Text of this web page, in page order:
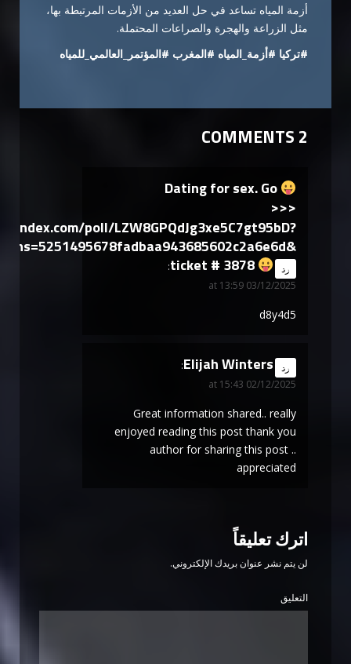
أزمة المياه تساعد في حل العديد من الأزمات المرتبطة بها،
مثل الزراعة والهجرة والصراعات المحتملة.
#تركيا #أزمة_المياه #المغرب #المؤتمر_العالمي_للمياه
2 COMMENTS
Dating for sex. Go
>>>
yandex.com/poll/LZW8GPQdJg3xe5C7gt95bD?
hs=5251495678fadbaa943685602c2a6e6d&
ticket # 3878
says:
03/12/2025 at 13:59
رد
d8y4d5
Elijah Winters
says:
02/12/2025 at 15:43
رد
Great information shared.. really
enjoyed reading this post thank you
author for sharing this post ..
appreciated
اترك تعليقاً
لن يتم نشر عنوان بريدك الإلكتروني.
التعليق